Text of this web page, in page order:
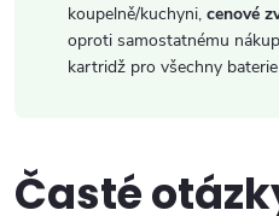
koupelně/kuchyni, cenové
oproti samostatnému
kartridž pro všechny
Časté